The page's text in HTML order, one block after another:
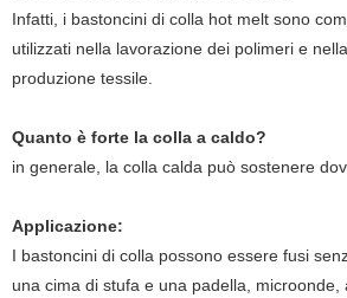
Infatti, i bastoncini di colla hot melt sono
utilizzati nella lavorazione dei polimeri e
produzione tessile.
Quanto è forte la colla a caldo?
in generale, la colla calda può sostenere
Applicazione:
I bastoncini di colla possono essere fusi
una cima di stufa e una padella,